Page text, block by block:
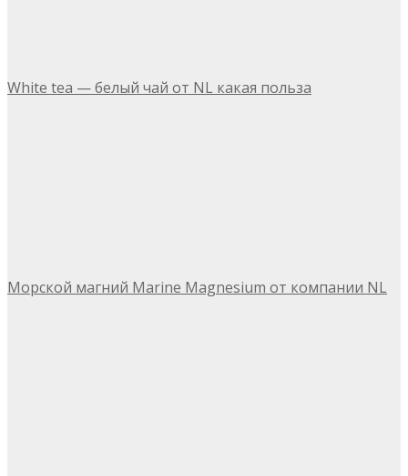
White tea — белый чай от NL какая польза
Морской магний Marine Magnesium от компании NL